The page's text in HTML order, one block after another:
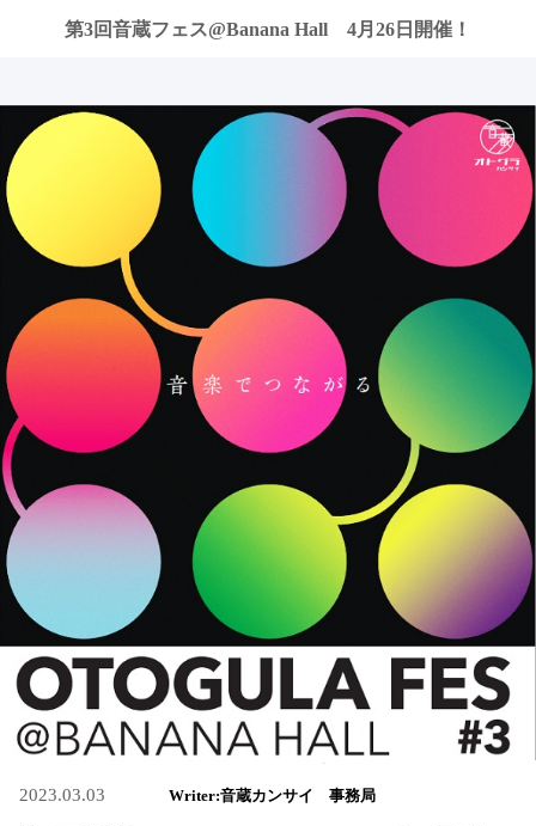
第3回音蔵フェス@Banana Hall 4月26日開催！
2023.03.03 Writer:音蔵カンサイ 事務局